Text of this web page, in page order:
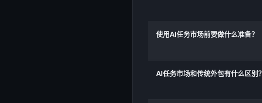
使用AI任务市场前要做什么准备？
AI任务市场和传统外包有什么区别？